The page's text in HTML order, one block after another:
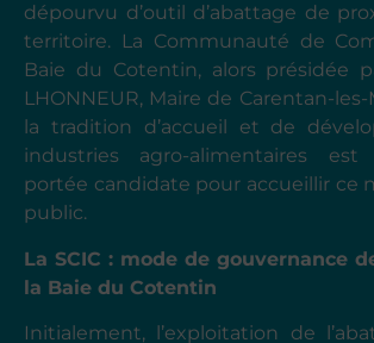
dépourvu d’outil d’abattage de
territoire. La Communauté de
Baie du Cotentin, alors présidée
LHONNEUR, Maire de Carentan-
la tradition d’accueil et de
industries agro-alimentaires est
portée candidate pour accueillir ce
public.
La SCIC : mode de gouvernance
la Baie du Cotentin
Initialement, l’exploitation de